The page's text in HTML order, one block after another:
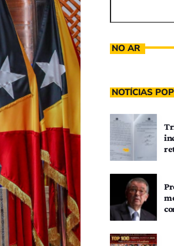
NO AR
NOTÍCIAS